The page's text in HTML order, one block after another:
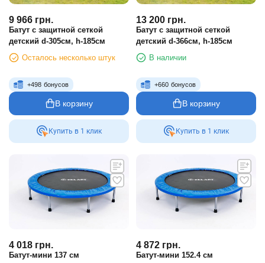
9 966 грн.
Батут с защитной сеткой
детский d-305см, h-185см
Осталось несколько штук
+498 бонусов
В корзину
Купить в 1 клик
13 200 грн.
Батут с защитной сеткой
детский d-366см, h-185см
В наличии
+660 бонусов
В корзину
Купить в 1 клик
4 018 грн.
Батут-мини 137 см
4 872 грн.
Батут-мини 152.4 см